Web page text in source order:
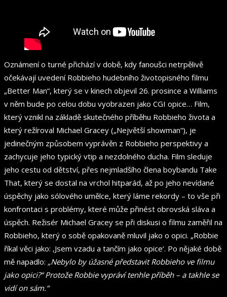
Oznámení o turné přichází v době, kdy fanoušci netrpělivě
očekávají uvedení Robbieho hudebního životopisného filmu
„Better Man“, který se v kinech objevil 26. prosince a Williams
v něm bude po celou dobu vyobrazen jako CGI opice… Film,
který vznikl na základě skutečného příběhu Robbieho života a
který režíroval Michael Gracey („Největší showman“), je
jedinečným způsobem vyprávěn z Robbieho perspektivy a
zachycuje jeho typický vtip a nezdolného ducha. Film sleduje
jeho cestu od dětství, přes nejmladšího člena boybandu Take
That, který se dostal na vrchol hitparád, až po jeho nevídané
úspěchy jako sólového umělce, který láme rekordy – to vše při
konfrontaci s problémy, které může přinést obrovská sláva a
úspěch. Režisér Michael Gracey se při diskusi o filmu zaměřil na
Robbieho, který o sobě opakovaně mluvil jako o opici. „Robbie
říkal věci jako: ‚Jsem vzadu a tančím jako opice‘. Po nějaké době
mě napadlo: „Nebylo by úžasné představit Robbieho ve filmu
jako opici?“ Protože Robbie vypráví tenhle příběh – a takhle se
vidí on sám.“